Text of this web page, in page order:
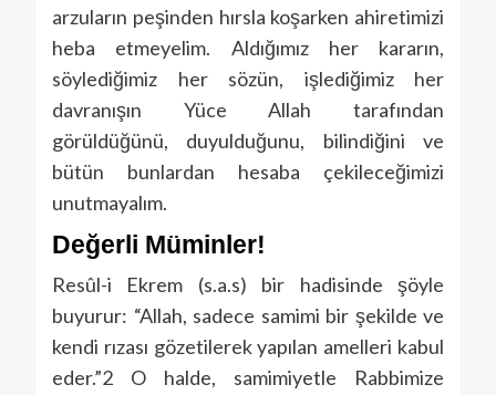
arzuların peşinden hırsla koşarken ahiretimizi
heba etmeyelim. Aldığımız her kararın,
söylediğimiz her sözün, işlediğimiz her
davranışın Yüce Allah tarafından
görüldüğünü, duyulduğunu, bilindiğini ve
bütün bunlardan hesaba çekileceğimizi
unutmayalım.
Değerli Müminler!
Resûl-i Ekrem (s.a.s) bir hadisinde şöyle
buyurur: “Allah, sadece samimi bir şekilde ve
kendi rızası gözetilerek yapılan amelleri kabul
eder.”2 O halde, samimiyetle Rabbimize